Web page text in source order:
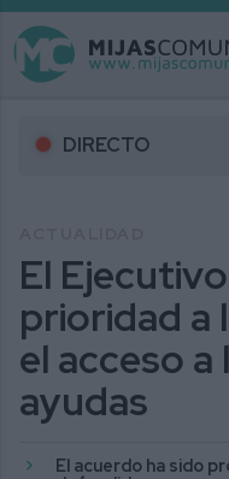
DIRECTO
El
prioridad a
el acceso a
ayudas
El acuerdo ha sido